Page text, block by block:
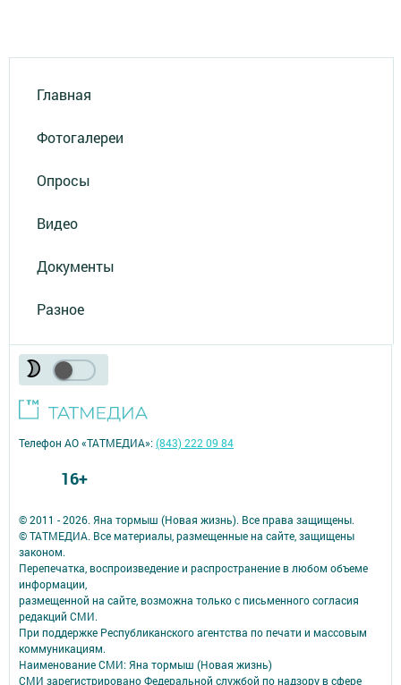
Главная
Фотогалереи
Опросы
Видео
Документы
Разное
© 2011 - 2026. Яна тормыш (Новая жизнь). Все права защищены.
© ТАТМЕДИА. Все материалы, размещенные на сайте, защищены
законом.
Перепечатка, воспроизведение и распространение в любом объеме
информации,
размещенной на сайте, возможна только с письменного согласия
редакций СМИ.
При поддержке Республиканского агентства по печати и массовым
коммуникациям.
Наименование СМИ: Яна тормыш (Новая жизнь)
СМИ зарегистрировано Федеральной службой по надзору в сфере
Телефон АО «ТАТМЕДИА»:(843) 222 09 84
16+